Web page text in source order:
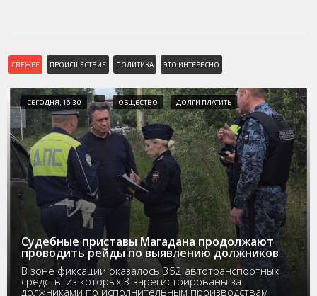
СВЕЖЕЕ ПРОИСШЕСТВИЕ ПОЛИТИКА ЭТО ИНТЕРЕСНО
СЕГОДНЯ, 16:30 ОБЩЕСТВО ДОЛГИ ПЛАТИТЬ
Судебные приставы Магадана продолжают
проводить рейды по выявлению должников
В зоне фиксации оказалось 352 автотранспортных
средств, из которых 3 зарегистрированы за
должниками по исполнительным производствам